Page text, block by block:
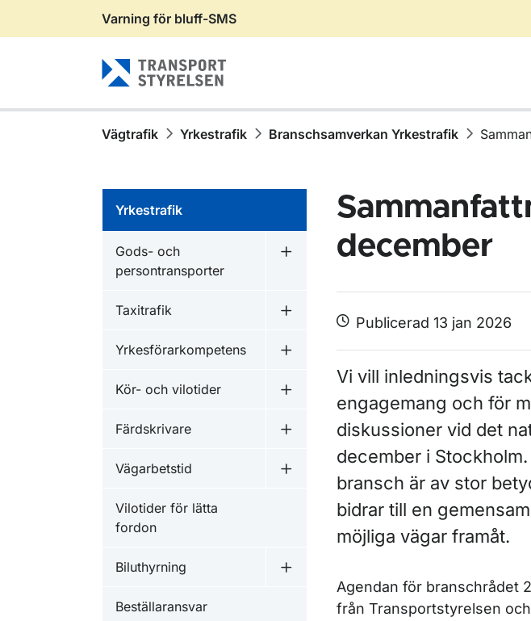
Gå till sidans innehåll
Varning för bluff-SMS
Vägtrafik Yrkestrafik Branschsamverkan Yrkestrafik
Yrkestrafik
Gods- och
persontransporter
Undermeny för Gods- och
Taxitrafik
Undermeny för Taxitrafik
Yrkesförarkompetens
Undermeny för Yrkesförarkompetens
Kör- och vilotider
Undermeny för Kör- och vilotider
Färdskrivare
Undermeny för Färdskrivare
Vägarbetstid
Undermeny för Vägarbetstid
Vilotider för lätta
fordon
Biluthyrning
Undermeny för Biluthyrning
Beställaransvar
december
Publicerad 13 jan 2026
Vi vill inledningsvis
engagemang och för
diskussioner vid det
december i
bransch är av stor
bidrar till en
möjliga vägar framåt.
Agendan för branschrådet
från Transportstyrelsen